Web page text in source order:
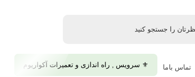
تماس باما ⚜️ سرویس , راه اندازی و تعمیرات آکواریوم